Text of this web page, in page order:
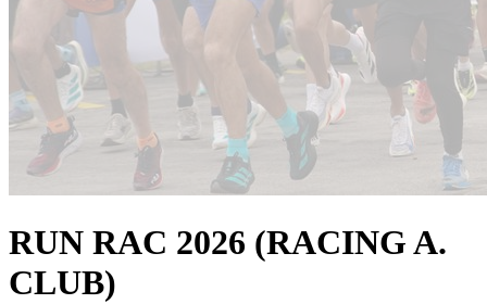
RUN RAC 2026 (RACING A.
CLUB)